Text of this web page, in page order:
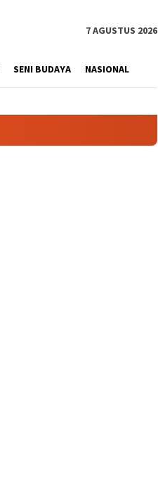
7 AGUSTUS 2026
SENI BUDAYA NASIONAL